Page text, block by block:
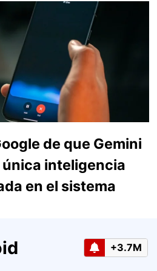
de que Gemini
única inteligencia
en el sistema
+3.7M